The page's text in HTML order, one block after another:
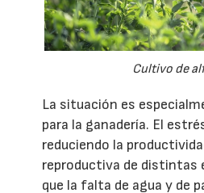
Cultivo de
La situación es
para la ganadería. El
reduciendo la
reproductiva de distintas
que la falta de agua y de